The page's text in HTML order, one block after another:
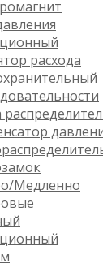
расхода
Медленно